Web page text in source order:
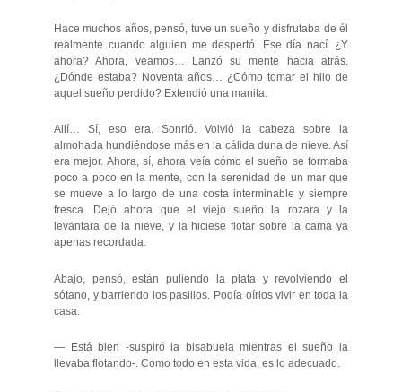
Hace muchos años, pensó, tuve un sueño y disfrutaba de él
realmente cuando alguien me despertó. Ese día nací. ¿Y
ahora? Ahora, veamos… Lanzó su mente hacia atrás.
¿Dónde estaba? Noventa años… ¿Cómo tomar el hilo de
aquel sueño perdido? Extendió una manita.
Allí… Sí, eso era. Sonrió. Volvió la cabeza sobre la
almohada hundiéndose más en la cálida duna de nieve. Así
era mejor. Ahora, sí, ahora veía cómo el sueño se formaba
poco a poco en la mente, con la serenidad de un mar que
se mueve a lo largo de una costa interminable y siempre
fresca. Dejó ahora que el viejo sueño la rozara y la
levantara de la nieve, y la hiciese flotar sobre la cama ya
apenas recordada.
Abajo, pensó, están puliendo la plata y revolviendo el
sótano, y barriendo los pasillos. Podía oírlos vivir en toda la
casa.
— Está bien -suspiró la bisabuela mientras el sueño la
llevaba flotando-. Como todo en esta vida, es lo adecuado.